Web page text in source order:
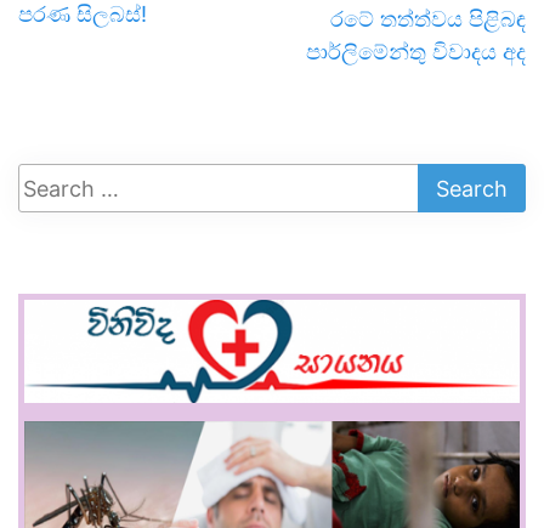
පරණ සිලබස්!
රටේ තත්ත්වය පිළිබඳ
පාර්ලිමේන්තු විවාදය අද